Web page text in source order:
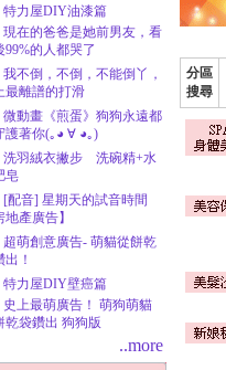
特力屋DIY油漆篇
現在的爸爸是她前男友，看
99%的人都哭了
我不倒，不倒，不能倒丫，
最離譜的打滑
微動畫《煎蛋》狗狗永遠都
護著你(｡◕ ∀ ◕｡)
洗羽絨衣撇步 洗碗精+水
皂
[配音] 星期天的試音時間
地產廣告】
超萌創意廣告- 萌貓從餅乾
！
特力屋DIY壁癌篇
史上最萌廣告！ 萌狗萌貓
乾袋鑽出 狗狗版
..more
分區
搜尋